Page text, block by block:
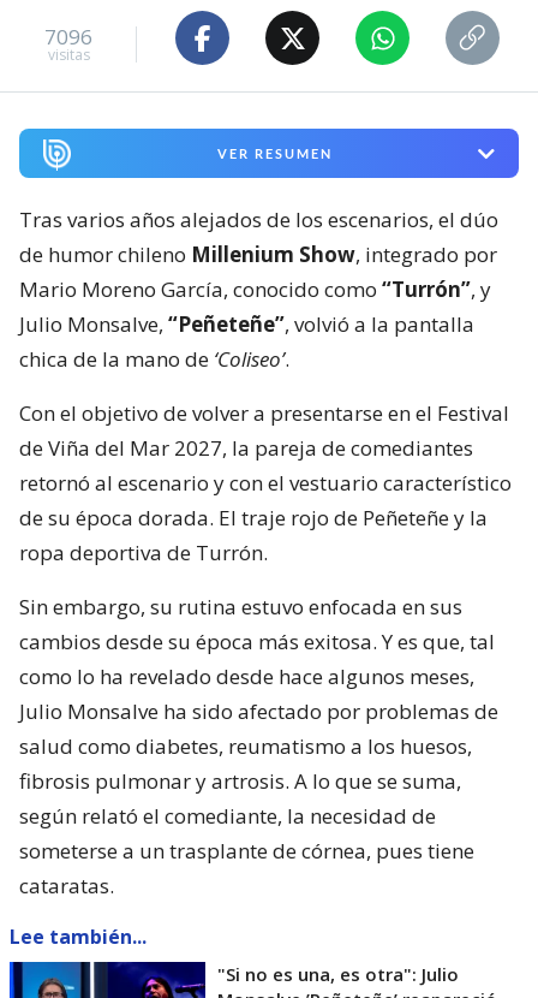
7096
visitas
VER RESUMEN
Tras varios años alejados de los escenarios, el dúo
de humor chileno Millenium Show, integrado por
Mario Moreno García, conocido como “Turrón”, y
Julio Monsalve, “Peñeteñe”, volvió a la pantalla
chica de la mano de ‘Coliseo’.
Con el objetivo de volver a presentarse en el Festival
de Viña del Mar 2027, la pareja de comediantes
retornó al escenario y con el vestuario característico
de su época dorada. El traje rojo de Peñeteñe y la
ropa deportiva de Turrón.
Sin embargo, su rutina estuvo enfocada en sus
cambios desde su época más exitosa. Y es que, tal
como lo ha revelado desde hace algunos meses,
Julio Monsalve ha sido afectado por problemas de
salud como diabetes, reumatismo a los huesos,
fibrosis pulmonar y artrosis. A lo que se suma,
según relató el comediante, la necesidad de
someterse a un trasplante de córnea, pues tiene
cataratas.
Lee también...
"Si no es una, es otra": Julio